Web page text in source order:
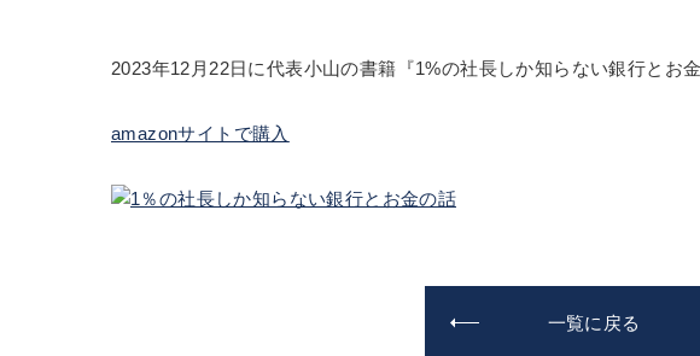
2023年12月22日に代表小山の書籍『1%の社長しか知らない銀行とお
amazonサイトで購入
一覧に戻る